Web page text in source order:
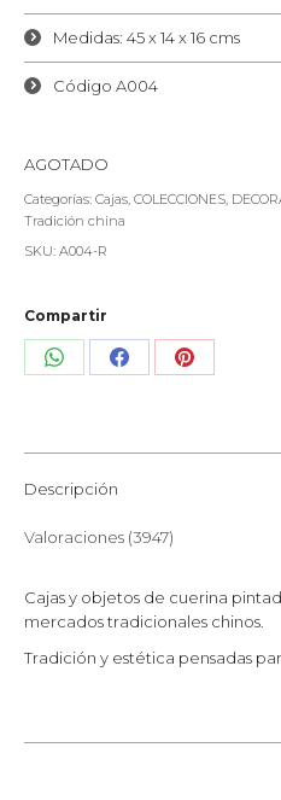
Medidas: 45 x 14 x 16 cms
Código A004
AGOTADO
Categorías: Cajas COLECCIONES
Tradición china
SKU: A004-R
Compartir
Share Share Share
Descripción
Valoraciones (3947)
Cajas y objetos de cuerina
mercados tradicionales chinos.
Tradición y estética pensadas